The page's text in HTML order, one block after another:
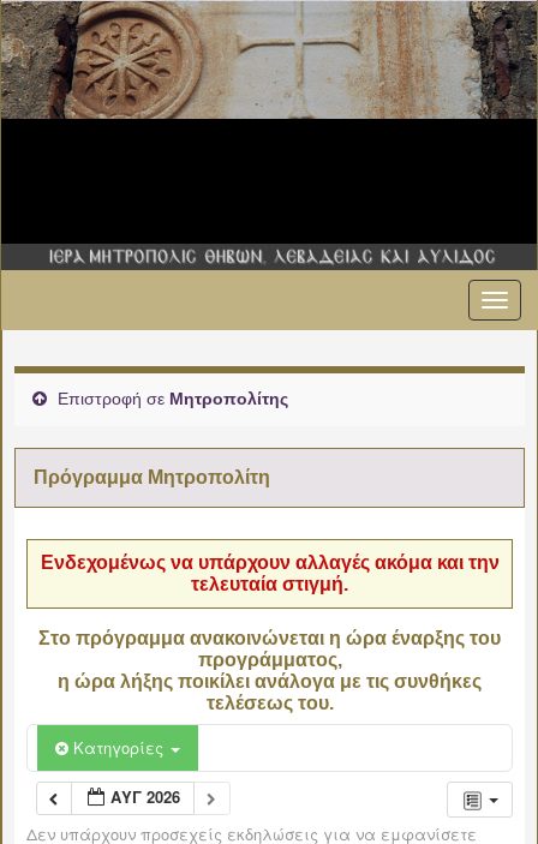
Επιστροφή σε Μητροπολίτης
Πρόγραμμα Μητροπολίτη
Ενδεχομένως να υπάρχουν αλλαγές ακόμα και την
τελευταία στιγμή.
Στο πρόγραμμα ανακοινώνεται η ώρα έναρξης του
προγράμματος,
η ώρα λήξης ποικίλει ανάλογα με τις συνθήκες
τελέσεως του.
Κατηγορίες
ΑΥΓ 2026
Δεν υπάρχουν προσεχείς εκδηλώσεις για να εμφανίσετε